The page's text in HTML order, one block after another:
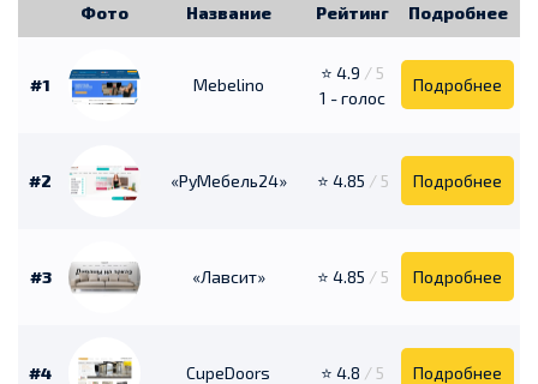
Фото Название Рейтинг Подробнее
#1 Mebelino
⭐ 4.9 / 5
1 - голос
Подробнее
#2 «РуМебель24» ⭐ 4.85 / 5 Подробнее
#3 «Лавсит» ⭐ 4.85 / 5 Подробнее
#4 CupeDoors ⭐ 4.8 / 5 Подробнее